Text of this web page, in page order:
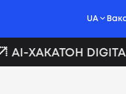
UA
AI-ХАКАТОН DIGITAL